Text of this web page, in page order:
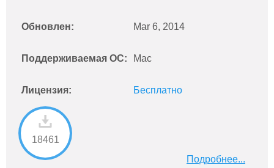
Обновлен: Mar 6, 2014
Поддерживаемая ОС: Mac
Лицензия: Бесплатно
18461
Подробнее...